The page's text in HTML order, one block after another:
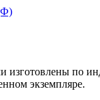
изготовлены по
экземпляре.